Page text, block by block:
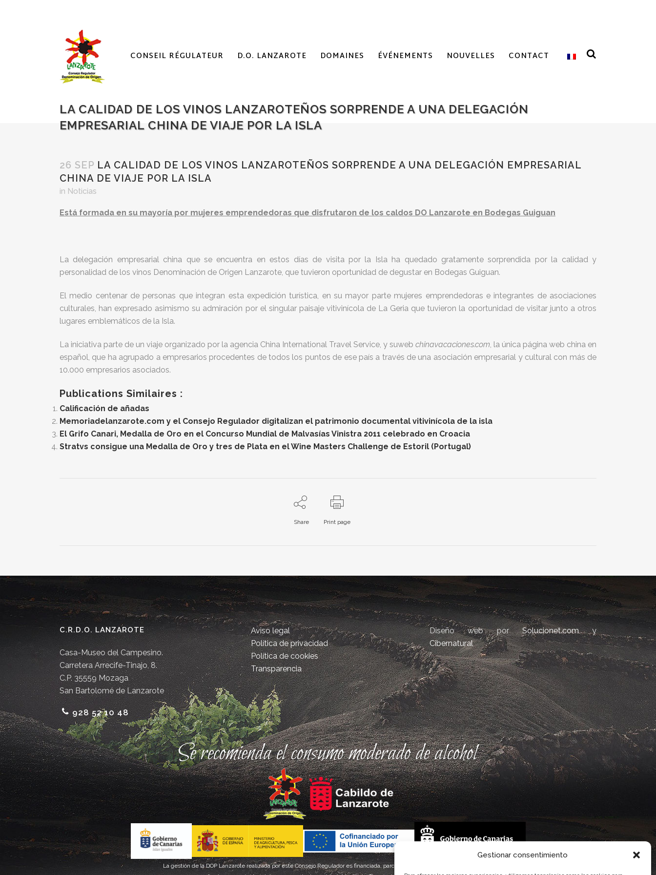
Gestionar consentimiento
CONSEIL RÉGULATEUR D.O. LANZAROTE DOMAINES ÉVÉNEMENTS NOUVELLES CONTACT
LA CALIDAD DE LOS VINOS LANZAROTEÑOS SORPRENDE A UNA DELEGACIÓN
EMPRESARIAL CHINA DE VIAJE POR LA ISLA
26 SEP LA CALIDAD DE LOS VINOS LANZAROTEÑOS SORPRENDE A UNA DELEGACIÓN EMPRESARIAL
CHINA DE VIAJE POR LA ISLA
in Noticias
Está formada en su mayoría por mujeres emprendedoras que disfrutaron de los caldos DO Lanzarote en Bodegas Guiguan
La delegación empresarial china que se encuentra en estos días de visita por la Isla ha quedado gratamente sorprendida por la calidad y
personalidad de los vinos Denominación de Origen Lanzarote, que tuvieron oportunidad de degustar en Bodegas Guiguan.
El medio centenar de personas que integran esta expedición turística, en su mayor parte mujeres emprendedoras e integrantes de asociaciones
culturales, han expresado asimismo su admiración por el singular paisaje vitivinícola de La Geria que tuvieron la oportunidad de visitar junto a otros
lugares emblemáticos de la Isla.
La iniciativa parte de un viaje organizado por la agencia China International Travel Service, y suweb chinavacaciones.com, la única página web china en
español, que ha agrupado a empresarios procedentes de todos los puntos de ese país a través de una asociación empresarial y cultural con más de
10.000 empresarios asociados.
Publications Similaires :
Calificación de añadas
Memoriadelanzarote.com y el Consejo Regulador digitalizan el patrimonio documental vitivinícola de la isla
El Grifo Canari, Medalla de Oro en el Concurso Mundial de Malvasías Vinistra 2011 celebrado en Croacia
Stratvs consigue una Medalla de Oro y tres de Plata en el Wine Masters Challenge de Estoril (Portugal)
Share Print page
C.R.D.O. LANZAROTE
Casa-Museo del Campesino.
Carretera Arrecife-Tinajo, 8.
C.P. 35559 Mozaga
San Bartolomé de Lanzarote
928 52 10 48
Aviso legal
Política de privacidad
Política de cookies
Transparencia
Diseño web porSolucionet.comy
Cibernatural
Se recomienda el consumo moderado de alcohol
La gestión de la DOP Lanzarote realizada por este Consejo Regulador es financiada, parcialmente, por el Gobierno de Canarias